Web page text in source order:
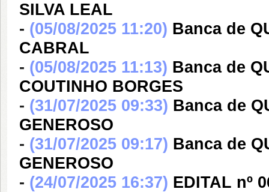
SILVA LEAL
- (05/08/2025 11:20) Banca de
CABRAL
- (05/08/2025 11:13) Banca de
COUTINHO BORGES
- (31/07/2025 09:33) Banca de
GENEROSO
- (31/07/2025 09:17) Banca de
GENEROSO
- (24/07/2025 16:37) EDITAL nº